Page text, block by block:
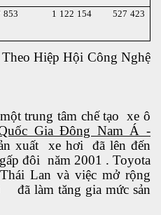
1 122 154 527 423
Công Nghệ
trung tâm chế tạo xe ô
Gia Đông Nam Á -
xuất xe hơi đã lên đến
đôi năm 2001 . Toyota
Lan và việc mở rộng
đã làm tăng gia mức sản